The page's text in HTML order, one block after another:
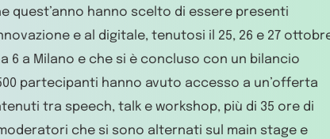
quest’anno hanno scelto di essere presenti
e al digitale, tenutosi il 25, 26 e 27
6 a Milano e che si è concluso con un bilancio
partecipanti hanno avuto accesso a un’offerta
tra speech, talk e workshop, più di 35 ore di
che si sono alternati sul main stage e